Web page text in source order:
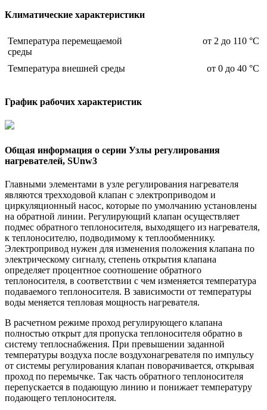
Климатические характеристики
Температура перемещаемой
среды
от 2 до 110 °С
Температура внешней среды от 0 до 40 °С
График рабочих характеристик
Общая информация о серии Узлы регулирования
нагревателей, SUnw3
Главными элементами в узле регулирования нагревателя
являются трехходовой клапан с электроприводом и
циркуляционный насос, которые по умолчанию установлены
на обратной линии. Регулирующий клапан осуществляет
подмес обратного теплоносителя, выходящего из нагревателя,
к теплоносителю, подводимому к теплообменнику.
Электропривод нужен для изменения положения клапана по
электрическому сигналу, степень открытия клапана
определяет процентное соотношение обратного
теплоносителя, в соответствии с чем изменяется температура
подаваемого теплоносителя. В зависимости от температуры
воды меняется тепловая мощность нагревателя.
В расчетном режиме проход регулирующего клапана
полностью открыт для пропуска теплоносителя обратно в
систему теплоснабжения. При превышении заданной
температуры воздуха после воздухонагревателя по импульсу
от системы регулирования клапан поворачивается, открывая
проход по перемычке. Так часть обратного теплоносителя
перепускается в подающую линию и понижает температуру
подающего теплоносителя.